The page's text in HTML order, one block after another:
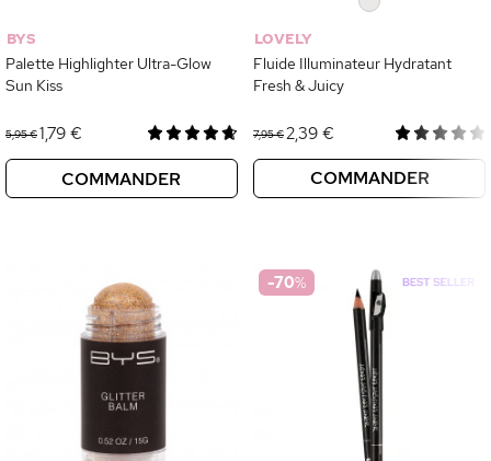
BYS
Palette Highlighter Ultra-Glow
Sun Kiss
5,95 €1,79 €
COMMANDER
LOVELY
Fluide Illuminateur Hydratant
Fresh & Juicy
7,95 €2,39 €
COMMANDER
-70%